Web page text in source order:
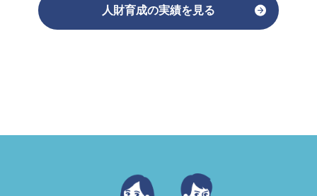
人財育成の実績を見る